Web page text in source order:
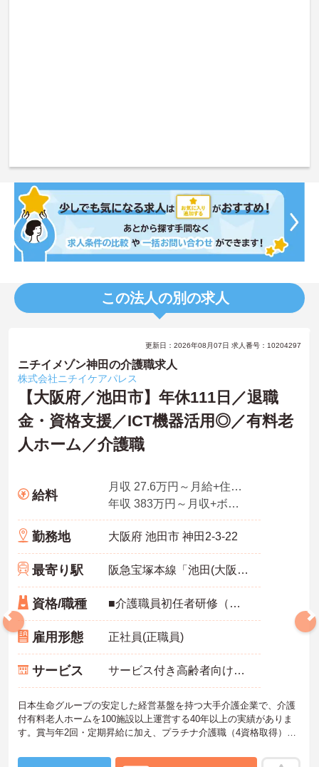
この法人の別の求人
更新日：2026年08月07日 求人番号：10204297
ニチイメゾン神田の介護職求人
株式会社ニチイケアパレス
【大阪府／池田市】年休111日／退職
金・資格支援／ICT機器活用◎／有料老
人ホーム／介護職
給料
月収 27.6万円～月給+住宅手当＋家族手当+残業手当4.0時間想定分を含む
年収 383万円～月収+ボーナス2回
勤務地 大阪府 池田市 神田2-3-22
最寄り駅 阪急宝塚本線「池田(大阪)駅」徒歩15分
資格/職種 ■介護職員初任者研修（ヘルパー2級）以上、介護福祉士 いずれか
雇用形態 正社員(正職員)
サービス サービス付き高齢者向け住宅（サ高住）
日本生命グループの安定した経営基盤を持つ大手介護企業で、介護
付有料老人ホームを100施設以上運営する40年以上の実績がありま
す。賞与年2回・定期昇給に加え、プラチナ介護職（4資格取得）に
る仕組みが整っています。年間休日111日以上・残業月平均4.3時間